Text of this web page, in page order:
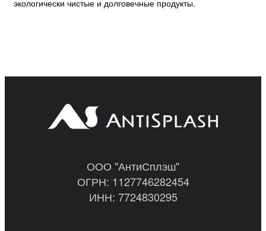
экологически чистые и долговечные продукты.
ООО "АнтиСплэш"
ОГРН: 1127746282454
ИНН: 7724830295